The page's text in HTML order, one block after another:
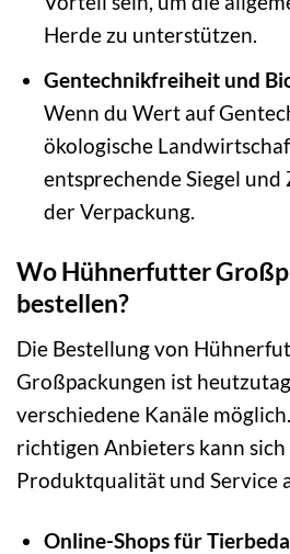
Herde zu unterstützen.
Gentechnikfreiheit und
Wenn du Wert auf
ökologische
entsprechende Siegel
der Verpackung.
Wo Hühnerfutter
bestellen?
Die Bestellung von
Großpackungen ist
verschiedene Kanäle
richtigen Anbieters kann sich
Produktqualität und Service
Online-Shops für